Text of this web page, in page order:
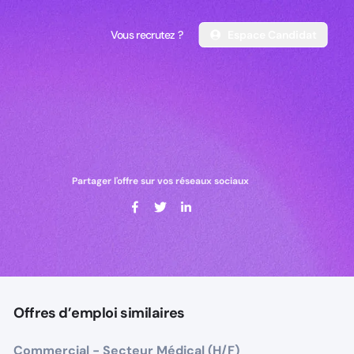
Vous recrutez ?
Vous recrutez ?
Partager l'offre sur vos réseaux sociaux
Offres d’emploi similaires
Commercial - Secteur Médical (H/F)